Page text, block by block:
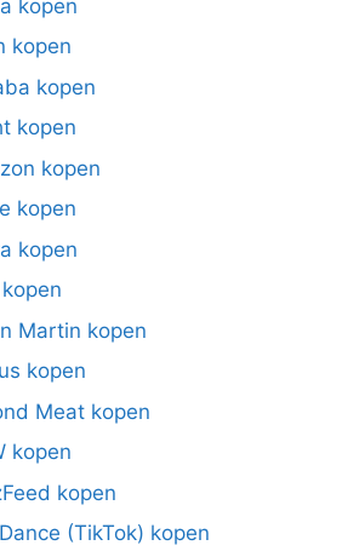
kopen
kopen
kopen
kopen
kopen
kopen
kopen
Martin kopen
kopen
Meat kopen
kopen
kopen
(TikTok) kopen